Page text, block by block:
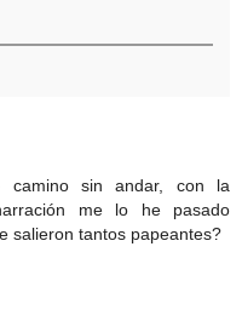
camino sin andar, con la
me lo he pasado
salieron tantos papeantes?